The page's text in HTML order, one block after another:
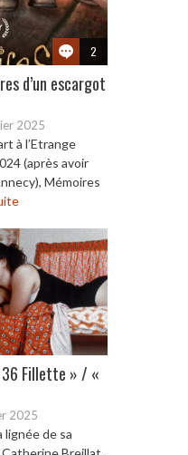
2
d’un escargot
2025
à l’Etrange
(après avoir
Mémoires
Fillette » / «
2025
lignée de sa